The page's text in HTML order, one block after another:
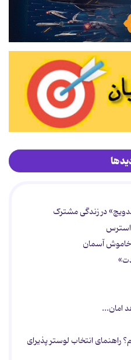
در زندگی مشترک
استرس
خاموش آسمان
امان...
راهنمای انتخاب لوستر پذیرای